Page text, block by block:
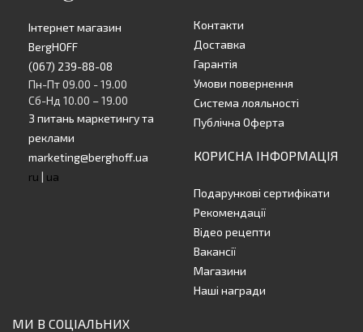
Інтернет магазин
BergHOFF
(067) 239-88-08
Пн-Пт 09.00 - 19.00
Сб-Нд 10.00 – 19.00
З питань маркетингу та
реклами
marketing@berghoff.ua
ru
ua
Контакти
Доставка
Гарантія
Умови повернення
Система лояльності
Публічна Оферта
КОРИСНА ІНФОРМАЦІЯ
Подарункові сертифікати
Рекомендації
Відео рецепти
Вакансії
Магазини
Наші награди
МИ В СОЦІАЛЬНИХ